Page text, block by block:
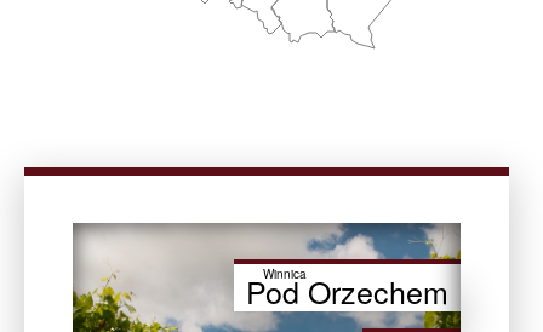
Winnica
Pod Orzechem